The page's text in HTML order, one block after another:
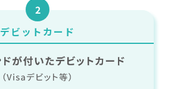
2
デビットカード